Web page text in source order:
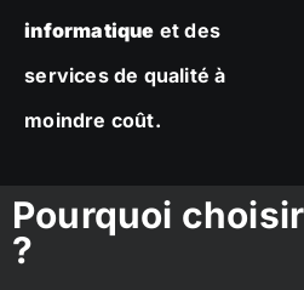
informatique et des
services de qualité à
moindre coût.
Pourquoi
?